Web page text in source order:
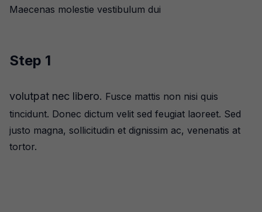
Maecenas molestie vestibulum dui
Step 1
volutpat nec libero. Fusce mattis non nisi quis
tincidunt. Donec dictum velit sed feugiat laoreet. Sed
justo magna, sollicitudin et dignissim ac, venenatis at
tortor.